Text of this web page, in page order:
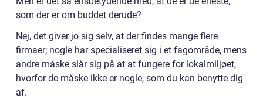
som der er om buddet derude?
Nej, det giver jo sig selv, at der findes mange flere
firmaer; nogle har specialiseret sig i et fagområde, mens
andre måske slår sig på at at fungere for lokalmiljøet,
hvorfor de måske ikke er nogle, som du kan benytte dig
af.